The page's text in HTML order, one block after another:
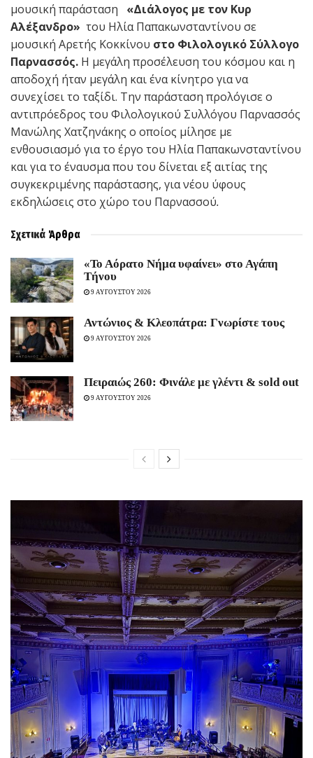
μουσική παράσταση «Διάλογος με τον Κυρ
Αλέξανδρο» του Ηλία Παπακωνσταντίνου σε
μουσική Αρετής Κοκκίνου στο Φιλολογικό Σύλλογο
Παρνασσός. Η μεγάλη προσέλευση του κόσμου και η
αποδοχή ήταν μεγάλη και ένα κίνητρο για να
συνεχίσει το ταξίδι. Την παράσταση προλόγισε ο
αντιπρόεδρος του Φιλολογικού Συλλόγου Παρνασσός
Μανώλης Χατζηνάκης ο οποίος μίλησε με
ενθουσιασμό για το έργο του Ηλία Παπακωνσταντίνου
και για το έναυσμα που του δίνεται εξ αιτίας της
συγκεκριμένης παράστασης, για νέου ύφους
εκδηλώσεις στο χώρο του Παρνασσού.
Σχετικά Άρθρα
«Το Αόρατο Νήμα υφαίνει» στο Αγάπη
Τήνου
9 ΑΥΓΟΥΣΤΟΥ 2026
Αντώνιος & Κλεοπάτρα: Γνωρίστε τους
9 ΑΥΓΟΥΣΤΟΥ 2026
Πειραιώς 260: Φινάλε με γλέντι & sold out
9 ΑΥΓΟΥΣΤΟΥ 2026